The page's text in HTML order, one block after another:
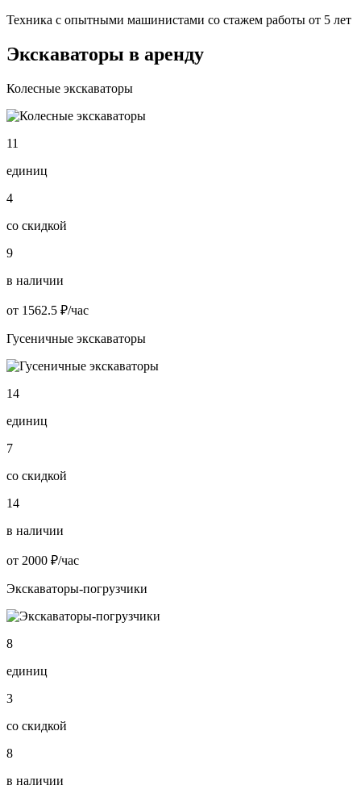
Техника с опытными машинистами со стажем работы от 5 лет
Экскаваторы в аренду
Колесные экскаваторы
11
единиц
4
со скидкой
9
в наличии
от 1562.5 ₽/час
Гусеничные экскаваторы
14
единиц
7
со скидкой
14
в наличии
от 2000 ₽/час
Экскаваторы-погрузчики
8
единиц
3
со скидкой
8
в наличии